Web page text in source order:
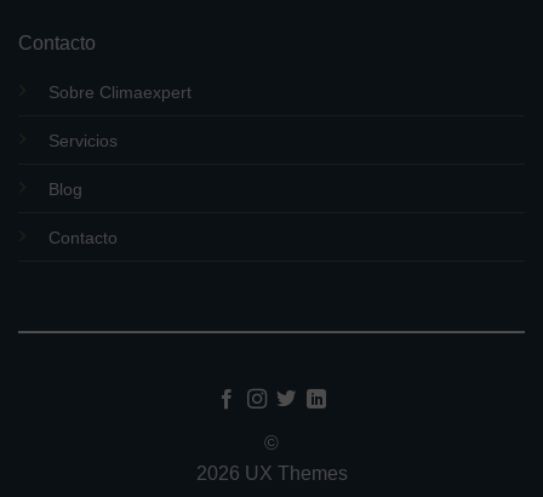
Contacto
Sobre Climaexpert
Servicios
Blog
Contacto
©
2026 UX Themes